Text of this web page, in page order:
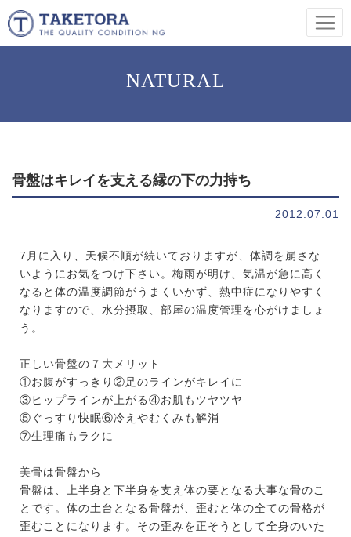
NATURAL
骨盤はキレイを支える縁の下の力持ち
2012.07.01
7月に入り、天候不順が続いておりますが、体調を崩さな
いようにお気をつけ下さい。梅雨が明け、気温が急に高く
なると体の温度調節がうまくいかず、熱中症になりやすく
なりますので、水分摂取、部屋の温度管理を心がけましょ
う。
正しい骨盤の７大メリット
①お腹がすっきり②足のラインがキレイに
③ヒップラインが上がる④お肌もツヤツヤ
⑤ぐっすり快眠⑥冷えやむくみも解消
⑦生理痛もラクに
美骨は骨盤から
骨盤は、上半身と下半身を支え体の要となる大事な骨のこ
とです。体の土台となる骨盤が、歪むと体の全ての骨格が
歪むことになります。その歪みを正そうとして全身のいた